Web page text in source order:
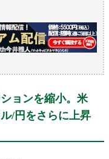
ョンを縮小。米
/円をさらに上昇